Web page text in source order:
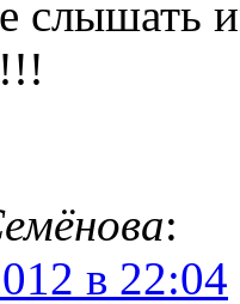
слышать
:
в 22:04